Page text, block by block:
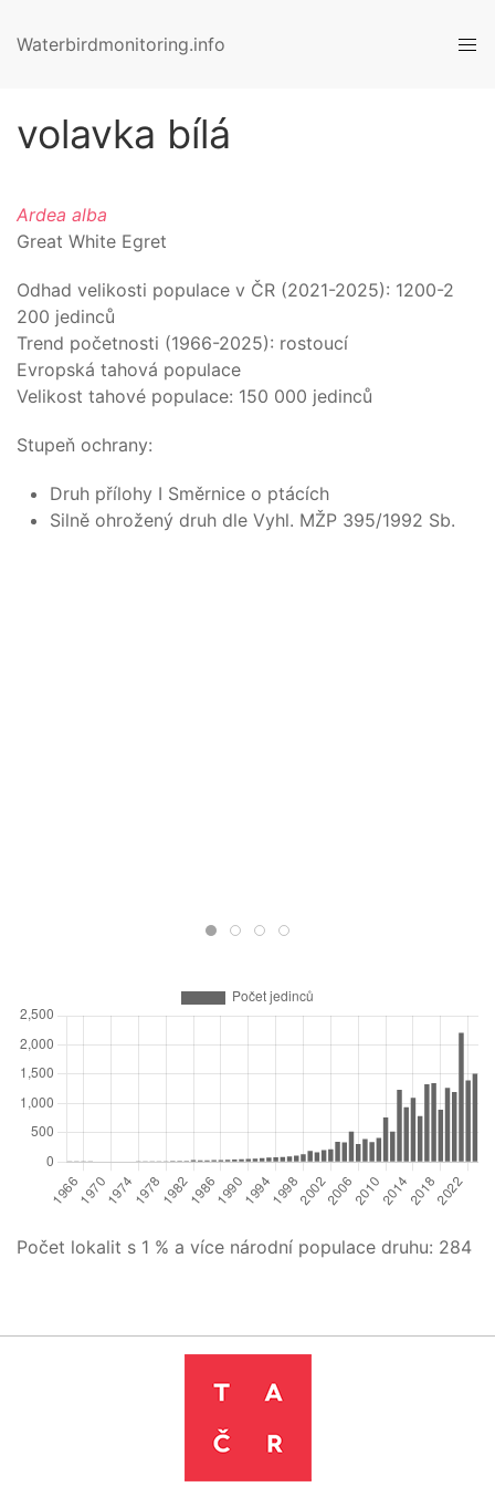
Waterbirdmonitoring.info
volavka bílá
Ardea alba
Great White Egret
Odhad velikosti populace v ČR (2021-2025): 1200-2
200 jedinců
Trend početnosti (1966-2025): rostoucí
Evropská tahová populace
Velikost tahové populace: 150 000 jedinců
Stupeň ochrany:
Druh přílohy I Směrnice o ptácích
Silně ohrožený druh dle Vyhl. MŽP 395/1992 Sb.
Počet lokalit s 1 % a více národní populace druhu: 284
−